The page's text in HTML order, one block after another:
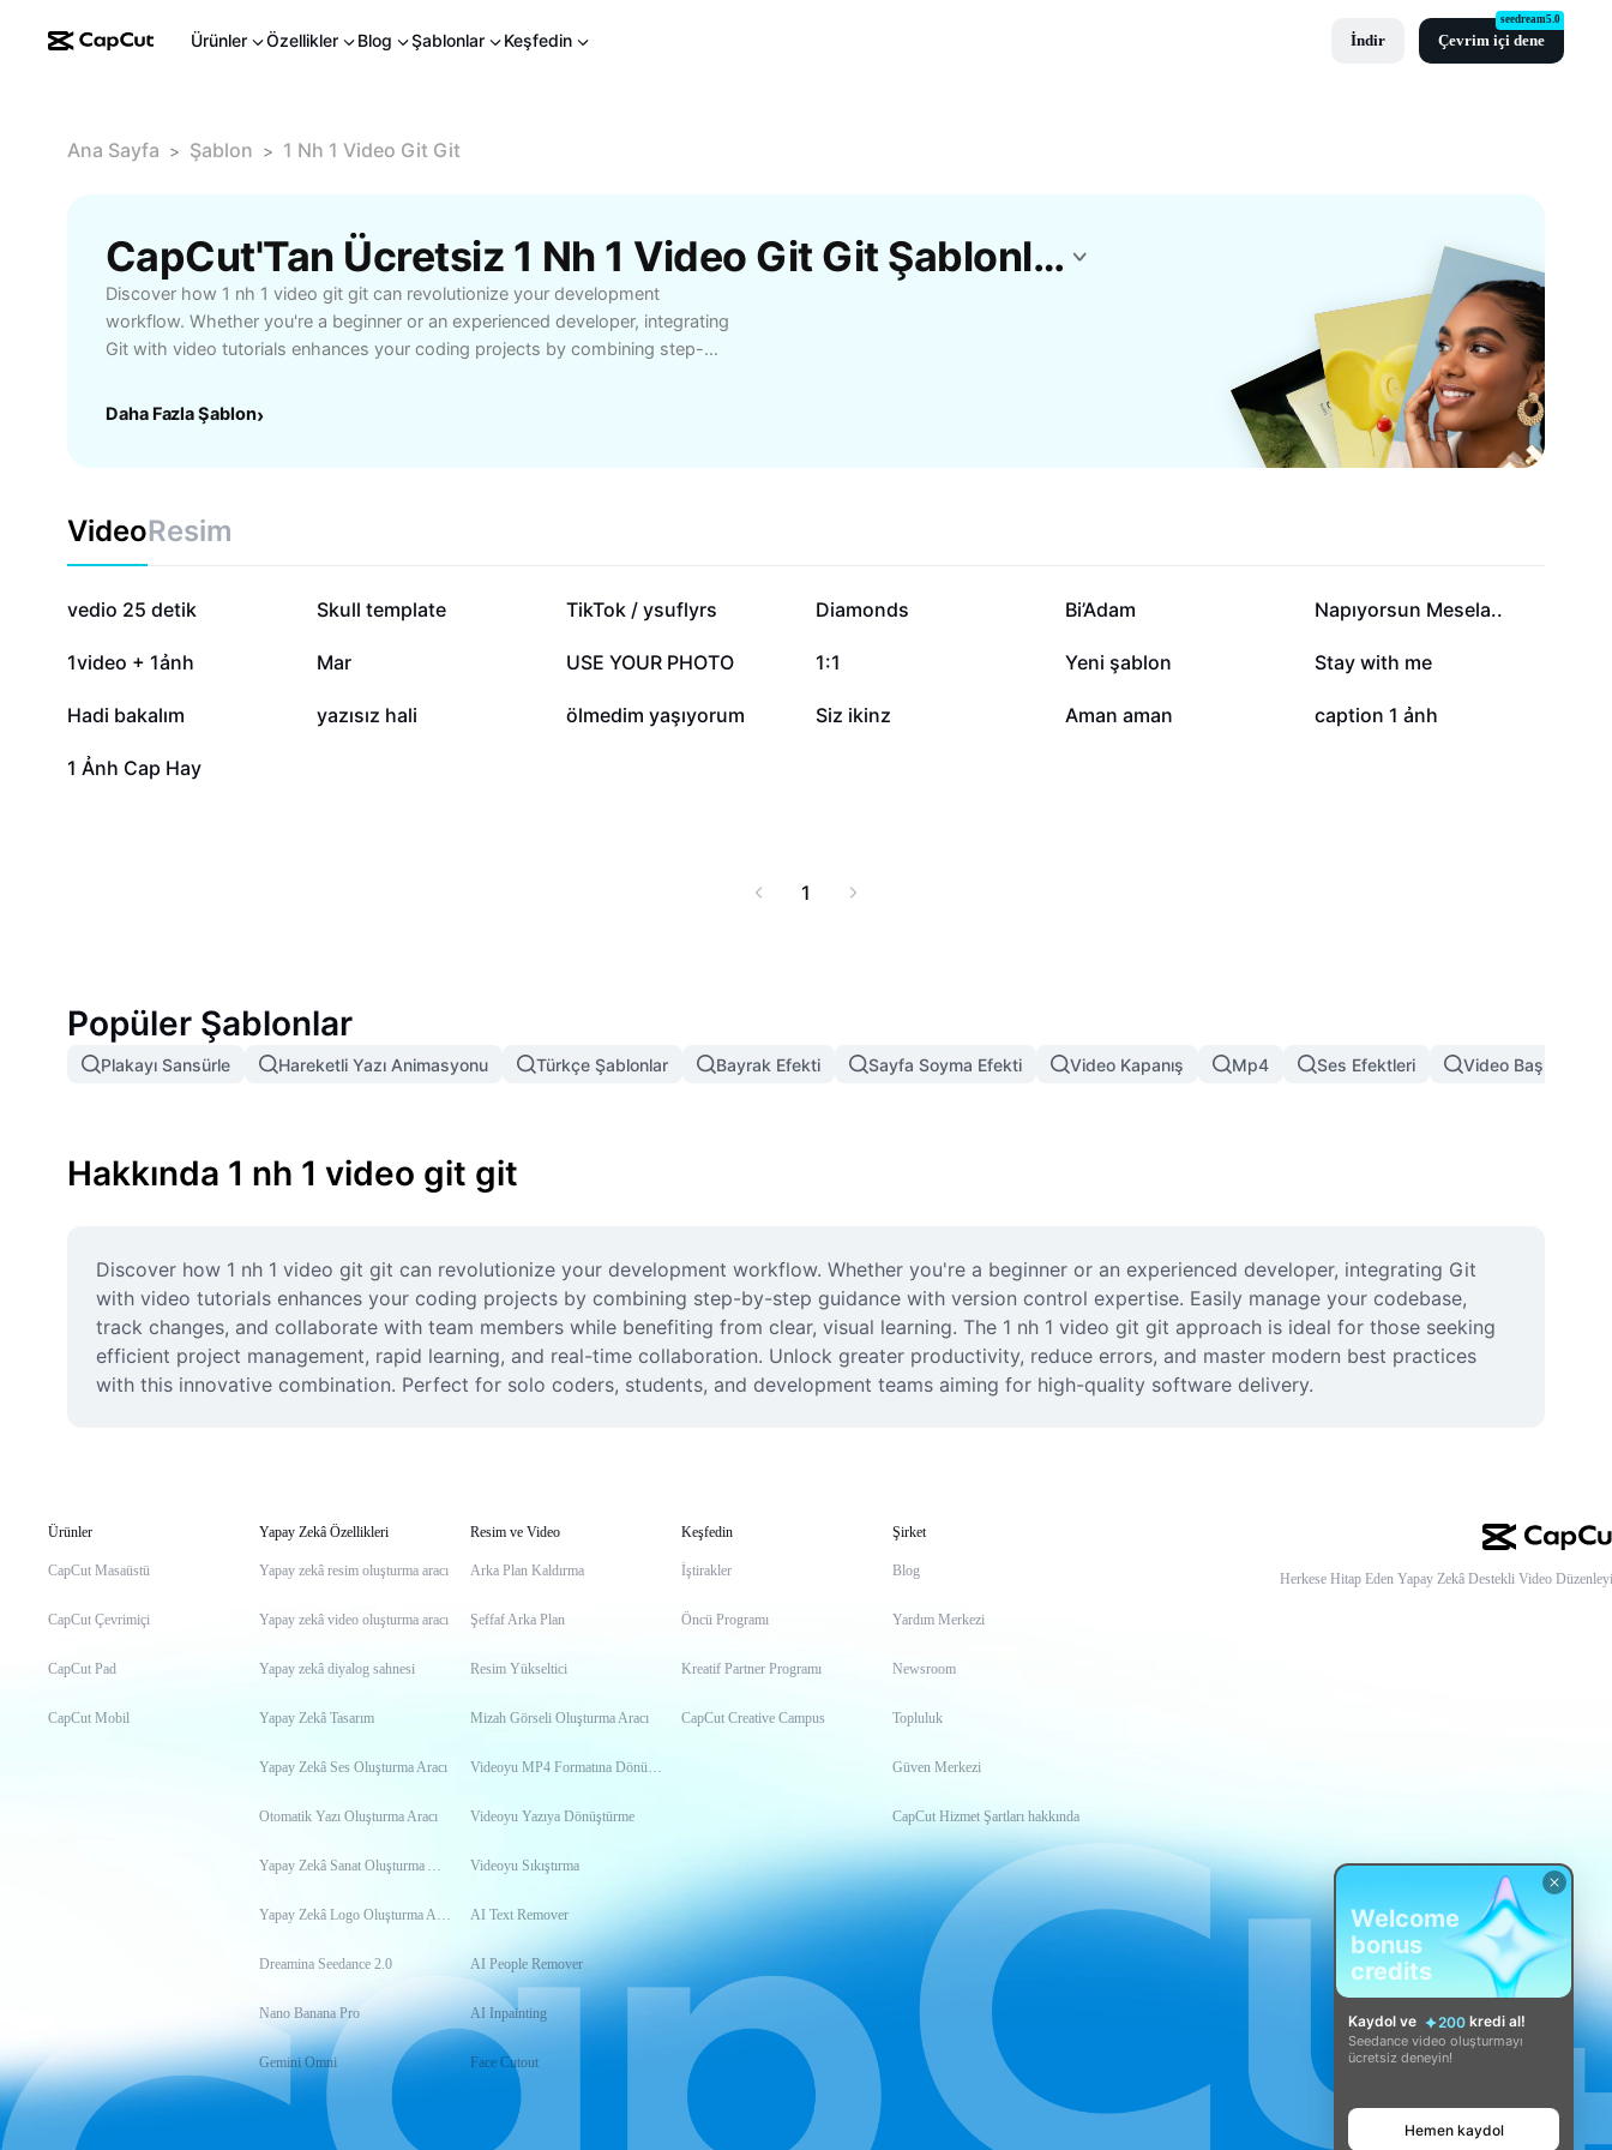
Ürünler Özellikler Blog Şablonlar Keşfedin İndir Çevrim içi dene
seedream5.0
Ana Sayfa > Şablon > 1 Nh 1 Video Git Git
CapCut'Tan Ücretsiz 1 Nh 1 Video Git Git Şablonları
Discover how 1 nh 1 video git git can revolutionize your development
workflow. Whether you're a beginner or an experienced developer, integrating
Git with video tutorials enhances your coding projects by combining step-
codebase, track changes, and collaborate with team members while
benefiting from clear, visual learning. The 1 nh 1 video git git approach is ideal
best practices with this innovative combination. Perfect for solo coders,
students, and development teams aiming for high-quality software delivery.
Daha Fazla Şablon›
VideoResim
227,6 B
vedio 25 detik 93,4 B
Skull template 77,6 B
TikTok / ysuflyrs 65,9 B
Diamonds 29,5 B
Bi’Adam 22,6 B
Napıyorsun Mesela..
19,6 B
1video + 1ảnh 16,7 B
Mar 8,8 B
USE YOUR PHOTO 7,7 B
1:1 1,8 B
Yeni şablon 1,7 B
Stay with me
1,6 B
Hadi bakalım 1,5 B
yazısız hali 1,3 B
ölmedim yaşıyorum 709
Siz ikinz 551
Aman aman 138
caption 1 ảnh
75
1 Ảnh Cap Hay
1
Popüler Şablonlar
Plakayı Sansürle Hareketli Yazı Animasyonu Türkçe Şablonlar Bayrak Efekti Sayfa Soyma Efekti Video Kapanış Mp4 Ses Efektleri Video Başlangıç
Hakkında 1 nh 1 video git git
Discover how 1 nh 1 video git git can revolutionize your development workflow. Whether you're a beginner or an experienced developer, integrating Git
with video tutorials enhances your coding projects by combining step-by-step guidance with version control expertise. Easily manage your codebase,
track changes, and collaborate with team members while benefiting from clear, visual learning. The 1 nh 1 video git git approach is ideal for those seeking
efficient project management, rapid learning, and real-time collaboration. Unlock greater productivity, reduce errors, and master modern best practices
with this innovative combination. Perfect for solo coders, students, and development teams aiming for high-quality software delivery.
Ürünler
CapCut Masaüstü
CapCut Çevrimiçi
CapCut Pad
CapCut Mobil
Yapay Zekâ Özellikleri
Yapay zekâ resim oluşturma aracı
Yapay zekâ video oluşturma aracı
Yapay zekâ diyalog sahnesi
Yapay Zekâ Tasarım
Yapay Zekâ Ses Oluşturma Aracı
Otomatik Yazı Oluşturma Aracı
Yapay Zekâ Sanat Oluşturma Aracı
Yapay Zekâ Logo Oluşturma Aracı
Dreamina Seedance 2.0
Nano Banana Pro
Gemini Omni
Resim ve Video
Arka Plan Kaldırma
Şeffaf Arka Plan
Resim Yükseltici
Mizah Görseli Oluşturma Aracı
Videoyu MP4 Formatına Dönüştürme
Videoyu Yazıya Dönüştürme
Videoyu Sıkıştırma
AI Text Remover
AI People Remover
AI Inpainting
Face Cutout
Keşfedin
İştirakler
Öncü Programı
Kreatif Partner Programı
CapCut Creative Campus
Şirket
Blog
Yardım Merkezi
Newsroom
Topluluk
Güven Merkezi
CapCut Hizmet Şartları hakkında
Herkese Hitap Eden Yapay Zekâ Destekli Video
Welcome
bonus
credits
Kaydol ve 200 kredi al!
Seedance video oluşturmayı
ücretsiz deneyin!
Hemen kaydol